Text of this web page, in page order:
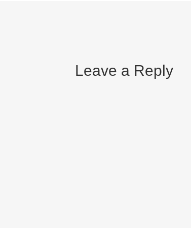
Leave a Reply